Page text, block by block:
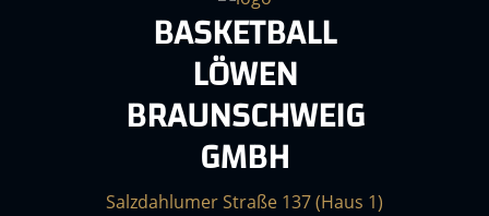
BASKETBALL
LÖWEN
BRAUNSCHWEIG
GMBH
Salzdahlumer Straße 137 (Haus 1)